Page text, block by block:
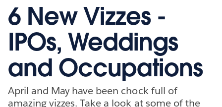
6 New Vizzes -
IPOs, Weddings
and Occupations
April and May have been chock full of
amazing vizzes. Take a look at some of the